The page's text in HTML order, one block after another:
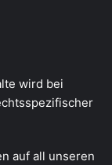
wird bei
auf all unseren